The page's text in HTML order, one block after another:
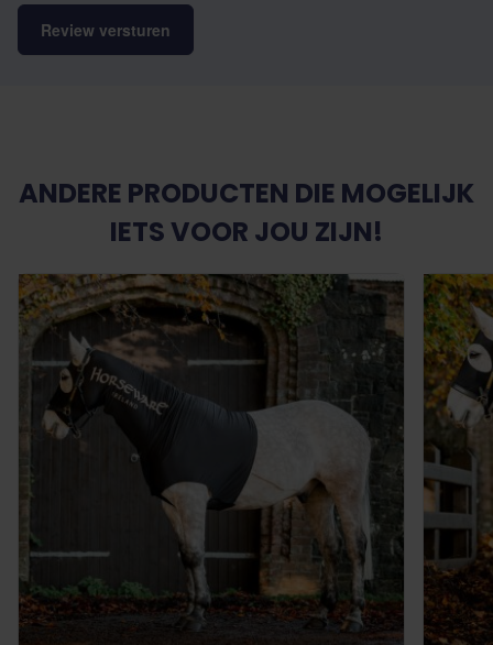
Review versturen
ANDERE PRODUCTEN DIE MOGELIJK
IETS VOOR JOU ZIJN!